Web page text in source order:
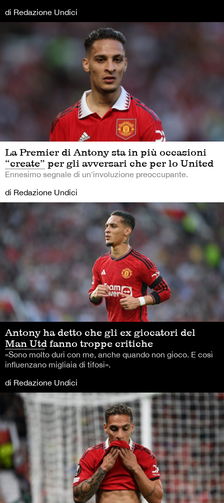
di Redazione Undici
La Premier di Antony sta in più occasioni
“create” per gli avversari che per lo United
Ennesimo segnale di un'involuzione preoccupante.
di Redazione Undici
Antony ha detto che gli ex giocatori del
Man Utd fanno troppe critiche
«Sono molto duri con me, anche quando non gioco. E così
influenzano migliaia di tifosi».
di Redazione Undici